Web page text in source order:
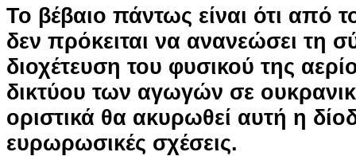
Το βέβαιο πάντως είναι ότι από
δεν πρόκειται να ανανεώσει τη
διοχέτευση του φυσικού της
δικτύου των αγωγών σε
οριστικά θα ακυρωθεί αυτή η
ευρωρωσικές σχέσεις.